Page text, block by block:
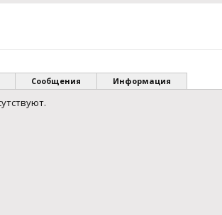
Сообщения Информация